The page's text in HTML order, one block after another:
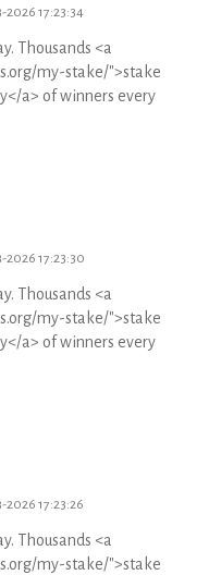
2026 17:23:34
Thousands <a
my-stake/">stake
a> of winners every
2026 17:23:30
Thousands <a
my-stake/">stake
a> of winners every
17:23:26
Thousands <a
my-stake/">stake